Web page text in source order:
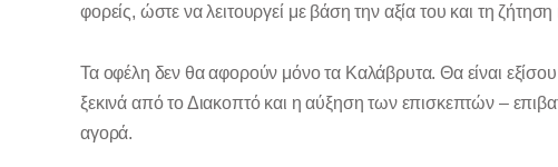
φορείς, ώστε να λειτουργεί με βάση την αξία του και τη
Τα οφέλη δεν θα αφορούν μόνο τα Καλάβρυτα. Θα είναι εξίσου
ξεκινά από το Διακοπτό και η αύξηση των επισκεπτών –
αγορά.